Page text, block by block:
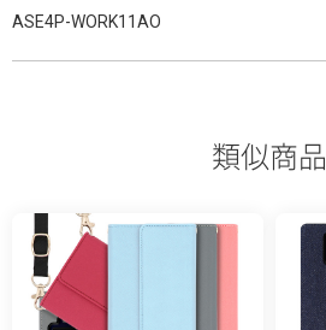
ASE4P-WORK11AO
類似商品